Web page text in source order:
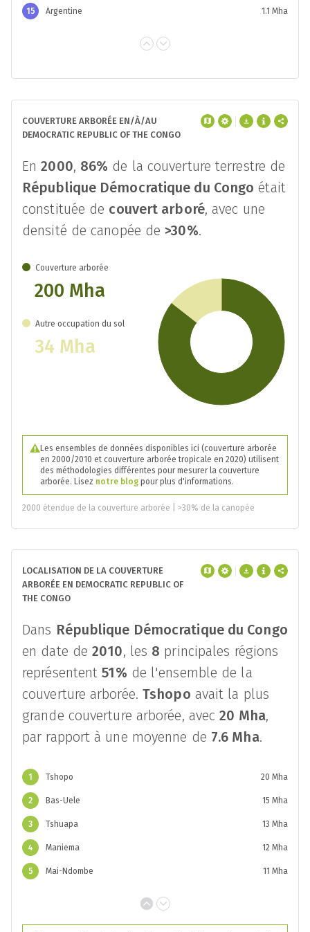
15 Argentine 1.1 Mha
COUVERTURE ARBORÉE EN/À/AU
DEMOCRATIC REPUBLIC OF THE CONGO
En2000, 86% de la couverture terrestre de
République Démocratique du Congo était
constituée de couvert arboré, avec une
densité de canopée de>30%.
Couverture arborée
200 Mha
Autre occupation du sol
34 Mha
Les ensembles de données disponibles ici (couverture arborée
en 2000/2010 et couverture arborée tropicale en 2020) utilisent
des méthodologies différentes pour mesurer la couverture
arborée. Lisez notre blog pour plus d'informations.
2000 étendue de la couverture arborée | >30% de la canopée
LOCALISATION DE LA COUVERTURE
ARBORÉE EN DEMOCRATIC REPUBLIC OF
THE CONGO
Dans République Démocratique du Congo
en date de2010, les 8 principales régions
représentent51% de l'ensemble de la
couverture arborée.Tshopo avait la plus
grande couverture arborée, avec20 Mha,
par rapport à une moyenne de 7.6 Mha.
1 Tshopo 20 Mha
2 Bas-Uele 15 Mha
3 Tshuapa 13 Mha
4 Maniema 12 Mha
5 Mai-Ndombe 11 Mha